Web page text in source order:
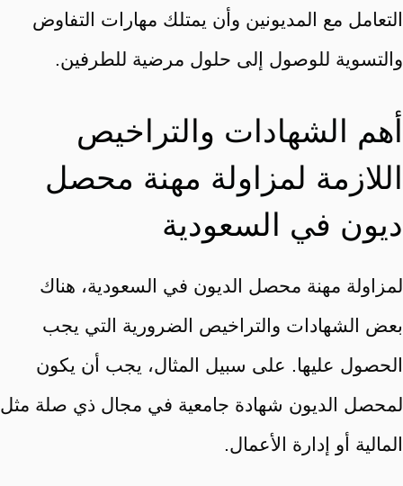
التعامل مع المديونين وأن يمتلك مهارات التفاوض
والتسوية للوصول إلى حلول مرضية للطرفين.
أهم الشهادات والتراخيص
اللازمة لمزاولة مهنة محصل
ديون في السعودية
لمزاولة مهنة محصل الديون في السعودية، هناك
بعض الشهادات والتراخيص الضرورية التي يجب
الحصول عليها. على سبيل المثال، يجب أن يكون
لمحصل الديون شهادة جامعية في مجال ذي صلة مثل
المالية أو إدارة الأعمال.